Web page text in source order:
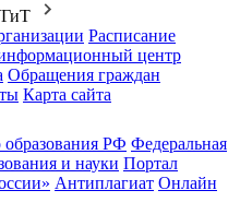
Расписание
центр
Обращения граждан
Карта сайта
РФ Федеральная
и науки Портал
Антиплагиат Онлайн